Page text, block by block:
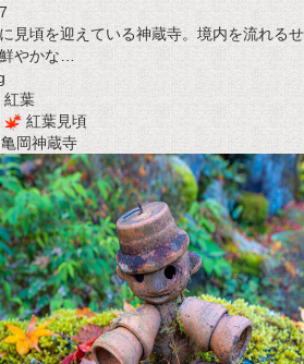
7
見頃を迎えている神蔵寺。境内を流れる
やかな…
紅葉
紅葉見頃
岡神蔵寺